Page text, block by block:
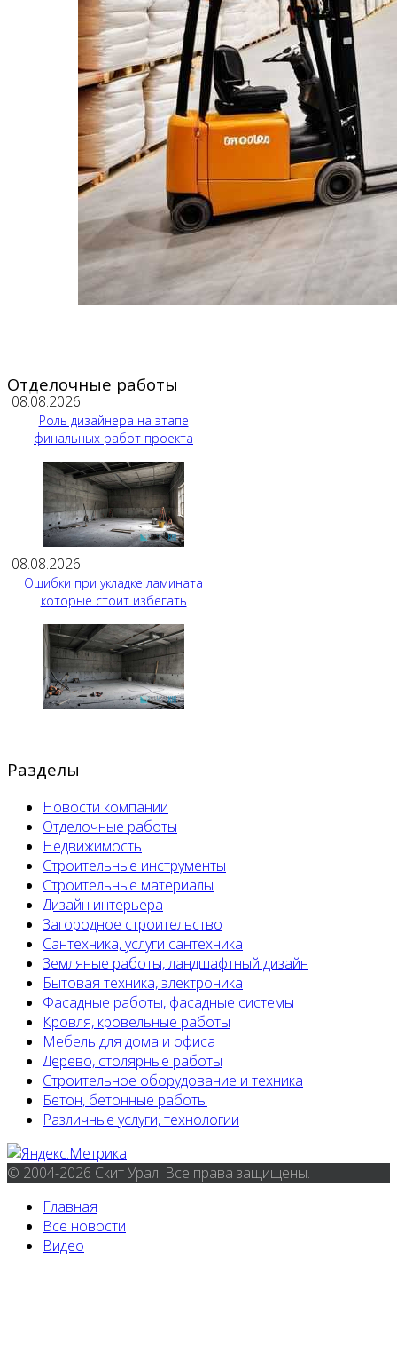
Отделочные работы
08.08.2026
Роль дизайнера на этапе
финальных работ проекта
08.08.2026
Ошибки при укладке ламината
которые стоит избегать
Разделы
Новости компании
Отделочные работы
Недвижимость
Строительные инструменты
Строительные материалы
Дизайн интерьера
Загородное строительство
Сантехника, услуги сантехника
Земляные работы, ландшафтный дизайн
Бытовая техника, электроника
Фасадные работы, фасадные системы
Кровля, кровельные работы
Мебель для дома и офиса
Дерево, столярные работы
Строительное оборудование и техника
Бетон, бетонные работы
Различные услуги, технологии
© 2004-2026 Скит Урал. Все права защищены.
Главная
Все новости
Видео